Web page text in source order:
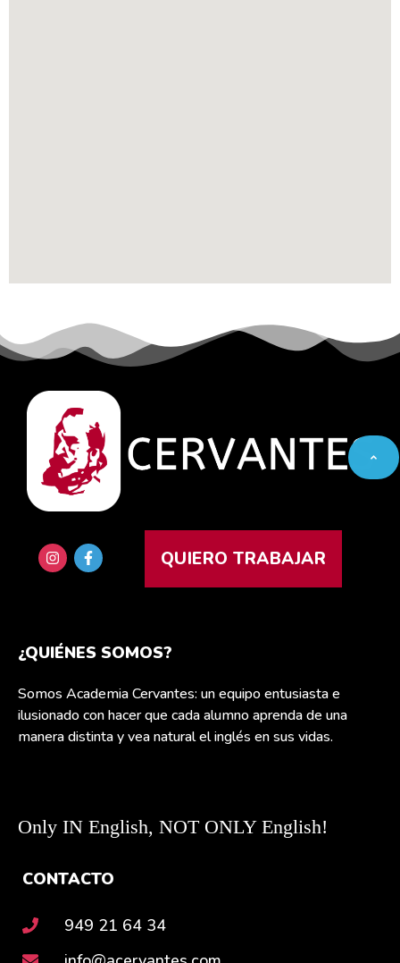
QUIERO TRABAJAR
¿QUIÉNES SOMOS?
Somos Academia Cervantes: un equipo entusiasta e
ilusionado con hacer que cada alumno aprenda de una
manera distinta y vea natural el inglés en sus vidas.
Only IN English, NOT ONLY English!
CONTACTO
949 21 64 34